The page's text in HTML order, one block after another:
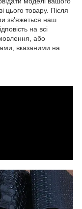
цього товару. Після
зв'яжеться наш
на всі
або
вказаними на